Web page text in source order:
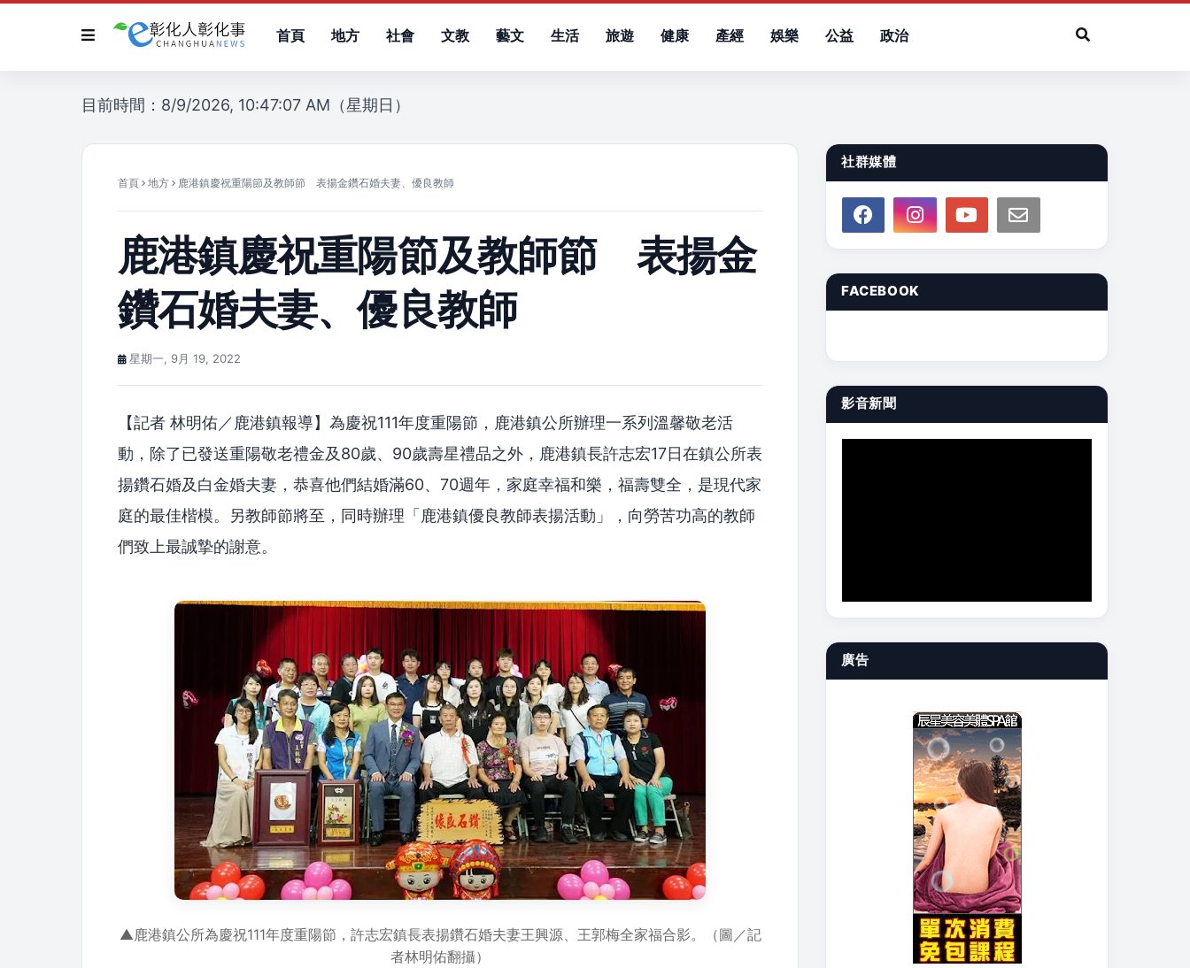
首頁 地方 社會 文教 藝文 生活 旅遊 健康 產經 娛樂 公益 政治
目前時間：8/9/2026, 10:47:07 AM（星期日）
首頁 地方 鹿港鎮慶祝重陽節及教師節 表揚金鑽石婚夫妻、優良教師
鹿港鎮慶祝重陽節及教師節 表揚金
鑽石婚夫妻、優良教師
星期一, 9月 19, 2022
【記者 林明佑／鹿港鎮報導】為慶祝111年度重陽節，鹿港鎮公所辦理一系列溫馨敬老活
動，除了已發送重陽敬老禮金及80歲、90歲壽星禮品之外，鹿港鎮長許志宏17日在鎮公所表
揚鑽石婚及白金婚夫妻，恭喜他們結婚滿60、70週年，家庭幸福和樂，福壽雙全，是現代家
庭的最佳楷模。另教師節將至，同時辦理「鹿港鎮優良教師表揚活動」，向勞苦功高的教師
們致上最誠摯的謝意。
▲鹿港鎮公所為慶祝111年度重陽節，許志宏鎮長表揚鑽石婚夫妻王興源、王郭梅全家福合影。（圖／記
者林明佑翻攝）
社群媒體
FACEBOOK
影音新聞
廣告